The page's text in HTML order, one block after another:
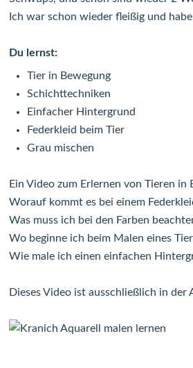
Ich war schon wieder fleißig und
Du lernst:
Tier in Bewegung
Schichttechniken
Einfacher Hintergrund
Federkleid beim Tier
Grau mischen
Ein Video zum Erlernen von Tieren in
Worauf kommt es bei einem
Was muss ich bei den Farben
Wo beginne ich beim Malen eines
Wie male ich einen einfachen
Dieses Video ist ausschließlich in